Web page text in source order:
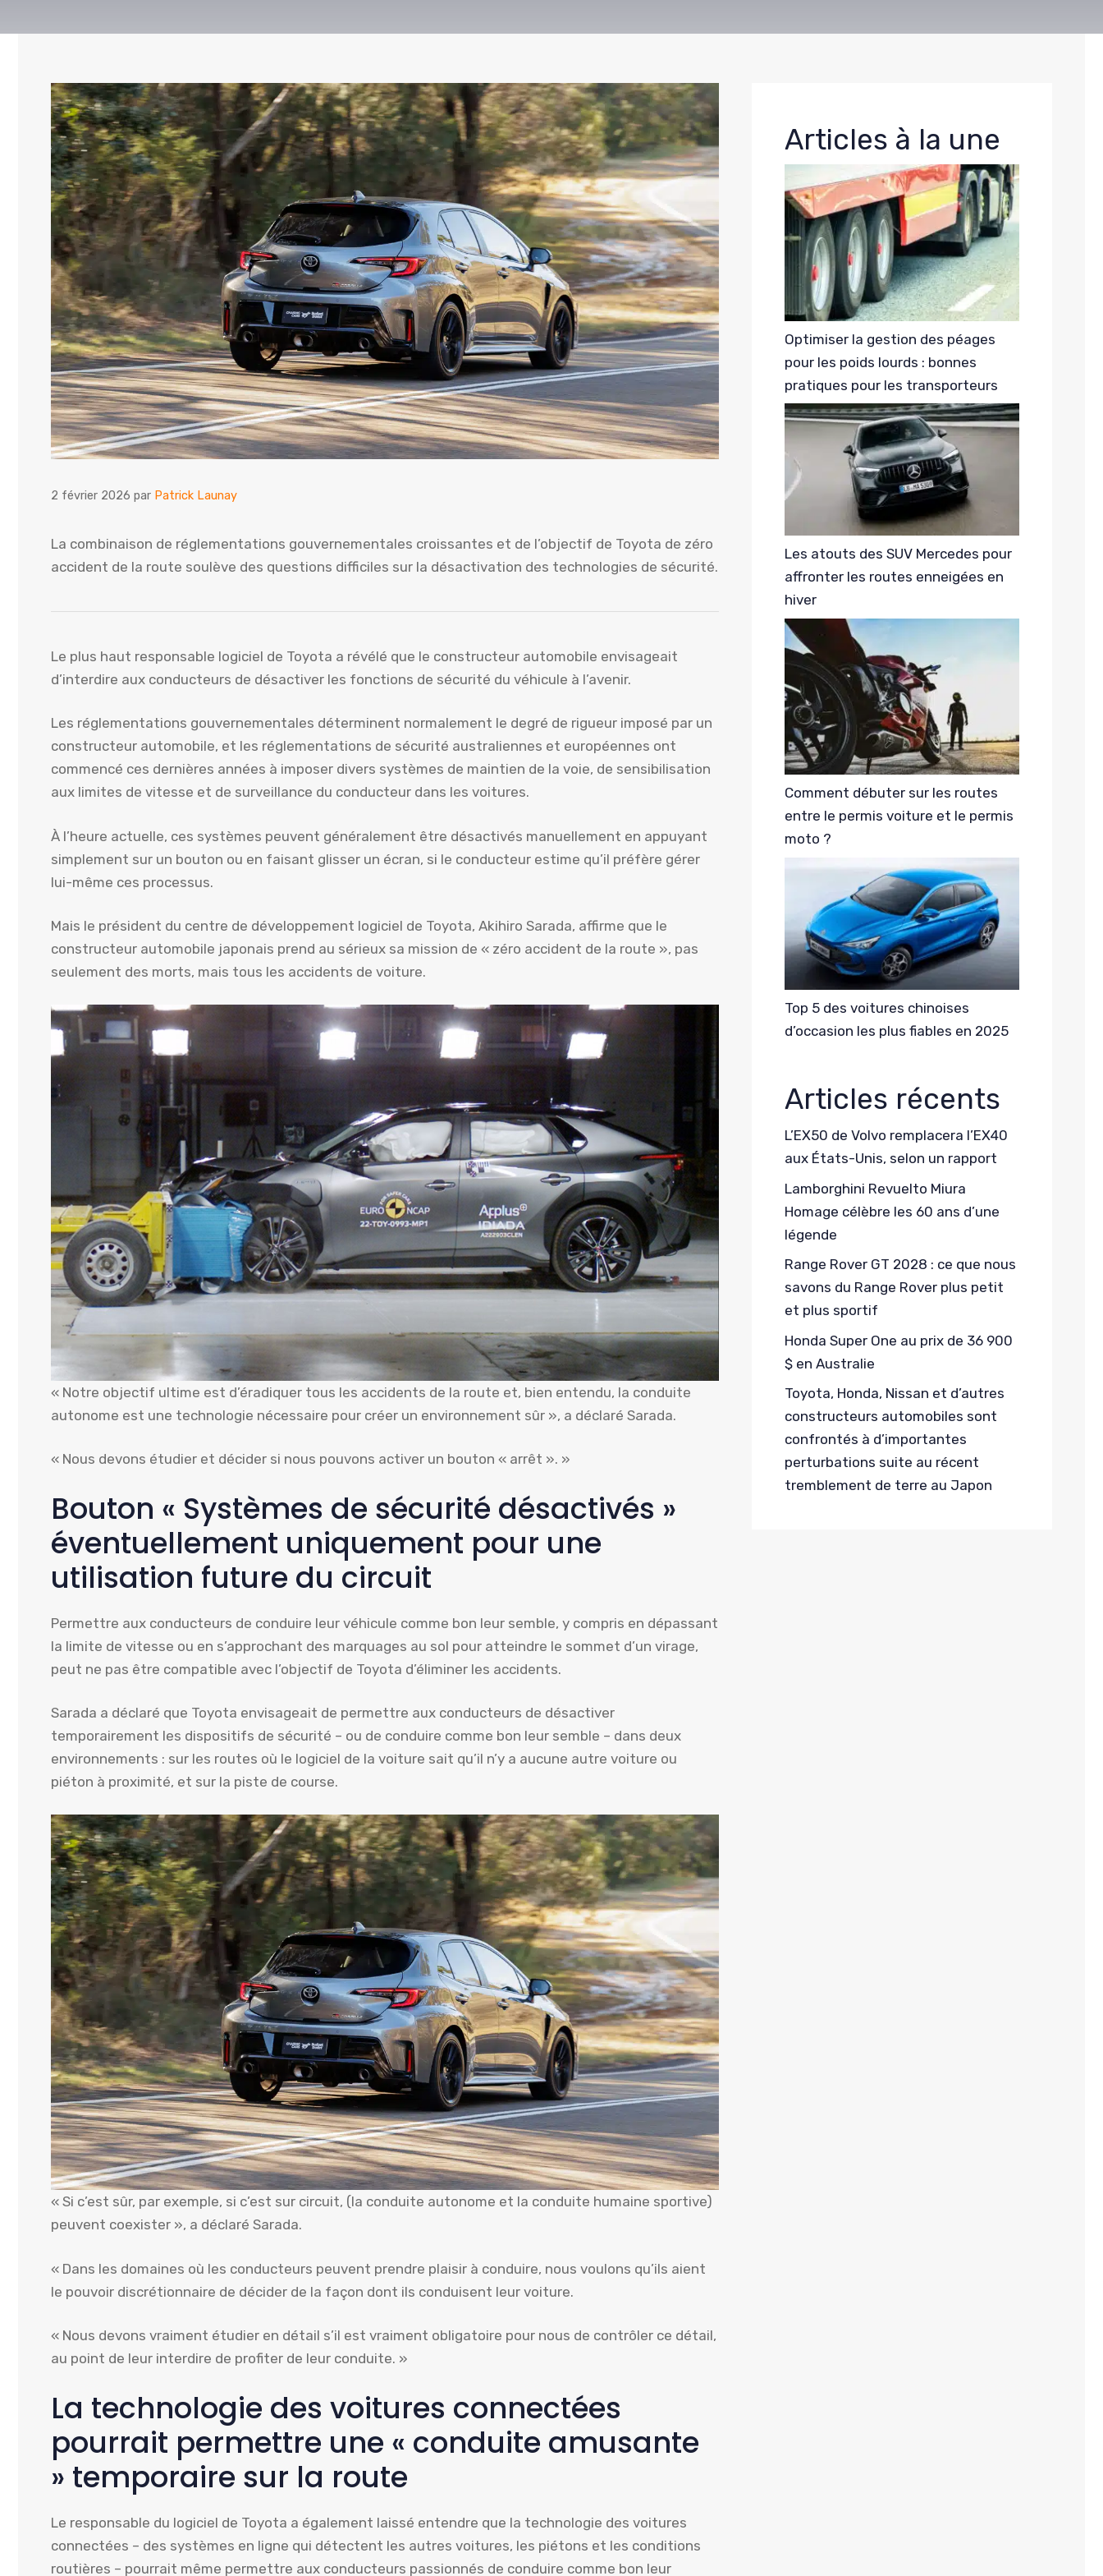
2 février 2026 par Patrick Launay
La combinaison de réglementations gouvernementales croissantes et de l’objectif de Toyota de zéro
accident de la route soulève des questions difficiles sur la désactivation des technologies de sécurité.
Le plus haut responsable logiciel de Toyota a révélé que le constructeur automobile envisageait
d’interdire aux conducteurs de désactiver les fonctions de sécurité du véhicule à l’avenir.
Les réglementations gouvernementales déterminent normalement le degré de rigueur imposé par un
constructeur automobile, et les réglementations de sécurité australiennes et européennes ont
commencé ces dernières années à imposer divers systèmes de maintien de la voie, de sensibilisation
aux limites de vitesse et de surveillance du conducteur dans les voitures.
À l’heure actuelle, ces systèmes peuvent généralement être désactivés manuellement en appuyant
simplement sur un bouton ou en faisant glisser un écran, si le conducteur estime qu’il préfère gérer
lui-même ces processus.
Mais le président du centre de développement logiciel de Toyota, Akihiro Sarada, affirme que le
constructeur automobile japonais prend au sérieux sa mission de « zéro accident de la route », pas
seulement des morts, mais tous les accidents de voiture.
« Notre objectif ultime est d’éradiquer tous les accidents de la route et, bien entendu, la conduite
autonome est une technologie nécessaire pour créer un environnement sûr », a déclaré Sarada.
« Nous devons étudier et décider si nous pouvons activer un bouton « arrêt ». »
Bouton « Systèmes de sécurité désactivés »
éventuellement uniquement pour une
utilisation future du circuit
Permettre aux conducteurs de conduire leur véhicule comme bon leur semble, y compris en dépassant
la limite de vitesse ou en s’approchant des marquages ​​au sol pour atteindre le sommet d’un virage,
peut ne pas être compatible avec l’objectif de Toyota d’éliminer les accidents.
Sarada a déclaré que Toyota envisageait de permettre aux conducteurs de désactiver
temporairement les dispositifs de sécurité – ou de conduire comme bon leur semble – dans deux
environnements : sur les routes où le logiciel de la voiture sait qu’il n’y a aucune autre voiture ou
piéton à proximité, et sur la piste de course.
« Si c’est sûr, par exemple, si c’est sur circuit, (la conduite autonome et la conduite humaine sportive)
peuvent coexister », a déclaré Sarada.
« Dans les domaines où les conducteurs peuvent prendre plaisir à conduire, nous voulons qu’ils aient
le pouvoir discrétionnaire de décider de la façon dont ils conduisent leur voiture.
« Nous devons vraiment étudier en détail s’il est vraiment obligatoire pour nous de contrôler ce détail,
au point de leur interdire de profiter de leur conduite. »
La technologie des voitures connectées
pourrait permettre une « conduite amusante
» temporaire sur la route
Le responsable du logiciel de Toyota a également laissé entendre que la technologie des voitures
connectées – des systèmes en ligne qui détectent les autres voitures, les piétons et les conditions
routières – pourrait même permettre aux conducteurs passionnés de conduire comme bon leur
Articles à la une
Optimiser la gestion des péages
pour les poids lourds : bonnes
pratiques pour les transporteurs
Les atouts des SUV Mercedes pour
affronter les routes enneigées en
hiver
Comment débuter sur les routes
entre le permis voiture et le permis
moto ?
Top 5 des voitures chinoises
d’occasion les plus fiables en 2025
Articles récents
L’EX50 de Volvo remplacera l’EX40
aux États-Unis, selon un rapport
Lamborghini Revuelto Miura
Homage célèbre les 60 ans d’une
légende
Range Rover GT 2028 : ce que nous
savons du Range Rover plus petit
et plus sportif
Honda Super One au prix de 36 900
$ en Australie
Toyota, Honda, Nissan et d’autres
constructeurs automobiles sont
confrontés à d’importantes
perturbations suite au récent
tremblement de terre au Japon